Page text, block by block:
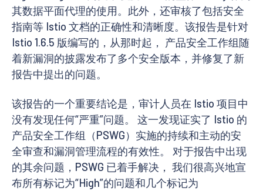
其数据平面代理的使用。此外，还审核了包括安全
指南等 Istio 文档的正确性和清晰度。该报告是针对
Istio 1.6.5 版编写的，从那时起， 产品安全工作组随
着新漏洞的披露发布了多个安全版本，并修复了新
报告中提出的问题。
该报告的一个重要结论是，审计人员在 Istio 项目中
没有发现任何“严重”问题。 这一发现证实了 Istio 的
产品安全工作组（PSWG）实施的持续和主动的安
全审查和漏洞管理流程的有效性。 对于报告中出现
的其余问题，PSWG 已着手解决， 我们很高兴地宣
布所有标记为“High”的问题和几个标记为